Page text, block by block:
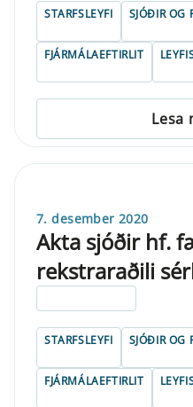
STARFSLEYFI SJÓÐIR OG
FJÁRMÁLAEFTIRLIT
Lesa
7. desember 2020
Akta sjóðir hf.
rekstraraðili
STARFSLEYFI SJÓÐIR OG
FJÁRMÁLAEFTIRLIT